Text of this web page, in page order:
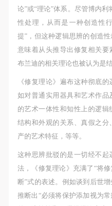
论”或“理论”体系。尽管博内
性处理，从而是一种创造性
提”，但这种逻辑思辨的创造
意味着从头推导出修复相关要
布兰迪的相关理论也被认为是结
《修复理论》遍布这种彻底
如对普通实用器具和艺术作品
的艺术一体性和知性上的逻辑
结构和外观的关系、真假之
产的艺术特征，等等。
这种思辨批驳的是一切经不
法，《修复理论》充满了“将
断”式的表述。例如谈到后世
推断出“必须将保护添加视为